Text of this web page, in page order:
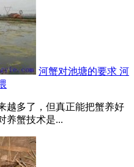
河蟹对池塘的要求 河
越多了，但真正能把蟹养好
养蟹技术是...